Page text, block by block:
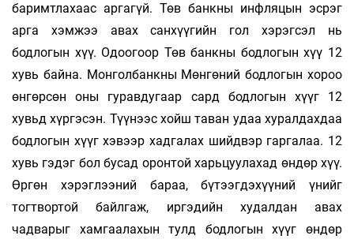
баримтлахаас аргагүй. Төв банкны инфляцын эсрэг
арга хэмжээ авах санхүүгийн гол хэрэгсэл нь
бодлогын хүү. Одоогоор Төв банкны бодлогын хүү 12
хувь байна. Монголбанкны Мөнгөний бодлогын хороо
өнгөрсөн оны гуравдугаар сард бодлогын хүүг 12
хувьд хүргэсэн. Түүнээс хойш таван удаа хуралдахдаа
бодлогын хүүг хэвээр хадгалах шийдвэр гаргалаа. 12
хувь гэдэг бол бусад оронтой харьцуулахад өндөр хүү.
Өргөн хэрэглээний бараа, бүтээгдэхүүний үнийг
тогтвортой байлгаж, иргэдийн худалдан авах
чадварыг хамгаалахын тулд бодлогын хүүг өндөр